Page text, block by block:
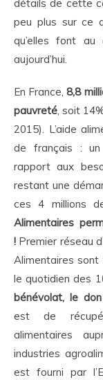
détails de cette
peu plus sur ce
qu’elles font au
aujourd’hui.
En France,8,8
pauvreté, soit
2015). L’aide
de français :
rapport aux
restant une
ces 4 millions
Alimentaires
! Premier réseau
Alimentaires
le quotidien des
bénévolat, le
est de
alimentaires
industries
est fourni par